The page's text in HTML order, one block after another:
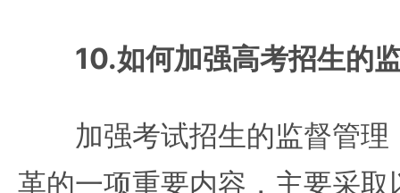
10.如何加强高考招生的
加强考试招生的监督管理
革的一项重要内容，主要采